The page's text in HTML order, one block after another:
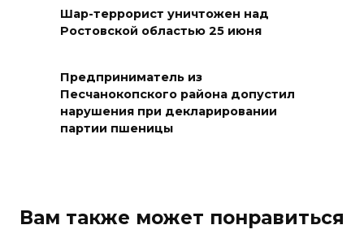
Емельяновых на Большой
Садовой, 94, обследуют
07 августа 2026 17:03
Бетон и влага: эксперт ЮФУ
07 августа 2026 16:30
Шар-террорист уничтожен над
Ростовской областью 25 июня
Предприниматель из
Песчанокопского района допустил
нарушения при декларировании
партии пшеницы
Вам также может понравиться